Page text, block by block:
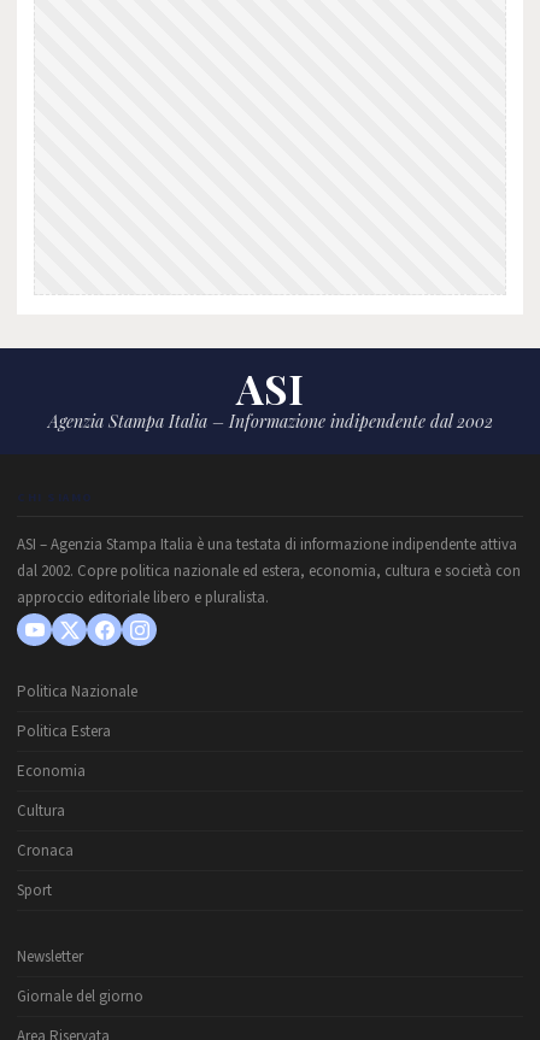
ASI
Agenzia Stampa Italia – Informazione indipendente dal 2002
CHI SIAMO
ASI – Agenzia Stampa Italia è una testata di informazione indipendente attiva
dal 2002. Copre politica nazionale ed estera, economia, cultura e società con
approccio editoriale libero e pluralista.
Politica Nazionale
Politica Estera
Economia
Cultura
Cronaca
Sport
Newsletter
Giornale del giorno